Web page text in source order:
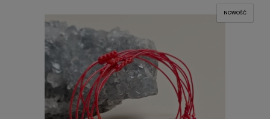
NOWOŚĆ